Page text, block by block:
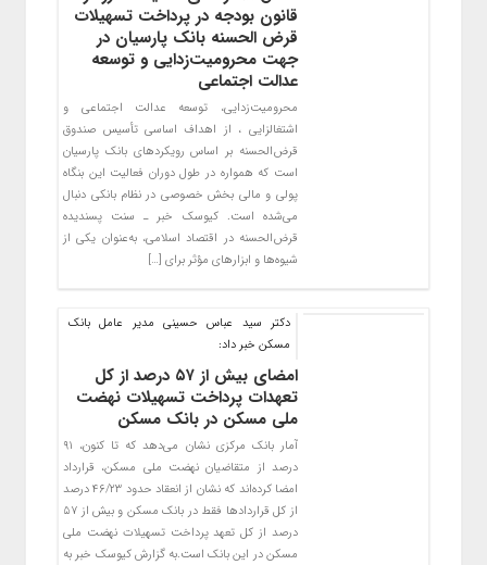
قانون بودجه در پرداخت تسهیلات
قرض الحسنه بانک پارسیان در
جهت محرومیت‌زدایی و توسعه
عدالت اجتماعی
محرومیت‌زدایی، توسعه عدالت اجتماعی و
اشتغالزایی ، از اهداف اساسی تأسیس صندوق
قرض‌الحسنه بر اساس رویکردهای بانک پارسیان
است که همواره در طول دوران فعالیت این بنگاه
پولی و مالی بخش خصوصی در نظام بانکی دنبال
می‌شده است. کیوسک خبر ـ سنت پسندیده
قرض‌الحسنه در اقتصاد اسلامی، به‌عنوان یکی از
شیوه‌ها و ابزارهای مؤثر برای […]
دکتر سید عباس حسینی مدیر عامل بانک
مسکن خبر داد:
امضای بیش از ۵۷ درصد از کل
تعهدات پرداخت تسهیلات نهضت
ملی مسکن در بانک مسکن
آمار بانک مرکزی نشان می‌دهد که تا کنون، ۹۱
درصد از متقاضیان نهضت ملی مسکن، قرارداد
امضا کرده‌اند که نشان از انعقاد حدود ۴۶/۲۳ درصد
از کل قراردادها فقط در بانک مسکن و بیش از ۵۷
درصد از کل تعهد پرداخت تسهیلات نهضت ملی
مسکن در این بانک است.به گزارش کیوسک خبر به